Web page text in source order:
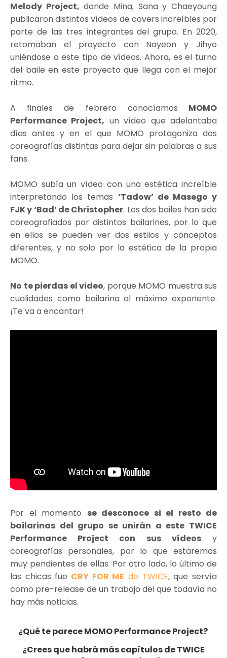
Melody Project, donde Mina, Sana y Chaeyoung
publicaron distintos vídeos de covers increíbles por
parte de las tres integrantes del grupo. En 2020,
retomaban el proyecto con Nayeon y Jihyo
uniéndose a este tipo de vídeos. Ahora, es el turno
del baile en este proyecto que llega con el mejor
ritmo.
A finales de febrero conocíamos MOMO
Performance Project, un vídeo que adelantaba
días antes y en el que MOMO protagoniza dos
coreografías distintas para dejar sin palabras a sus
fans.
MOMO subía un vídeo con una estética increíble
interpretando los temas ‘Tadow’ de Masego y
FJK y ‘Bad’ de Christopher. Los dos bailes han sido
coreografiados por distintos bailarines, por lo que
en ellos se pueden ver dos estilos y conceptos
diferentes, y no solo por la estética de la propia
MOMO.
No te pierdas el video, porque MOMO muestra sus
cualidades como bailarina al máximo exponente.
¡Te va a encantar!
Por el momento se desconoce si el resto de
bailarinas del grupo se unirán a este TWICE
Performance Project con sus vídeosy
coreografías personales, por lo que estaremos
muy pendientes de ellas. Por otro lado, lo último de
las chicas fue CRY FOR ME de TWICE, que servía
como pre-release de un trabajo del que todavía no
hay más noticias.
¿Qué te parece MOMO Performance Project?
¿Crees que habrá más capítulos de TWICE